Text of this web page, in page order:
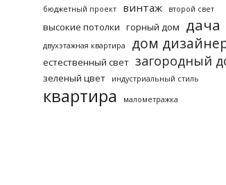
бюджетный проект
винтаж второй свет
высокие потолки горный дом дача
двухэтажная квартира дом
естественный свет загородный
зеленый цвет индустриальный стиль
квартира малометражка